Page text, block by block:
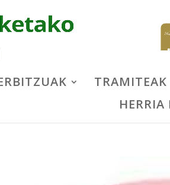
TRAMITEAK
HERRIA